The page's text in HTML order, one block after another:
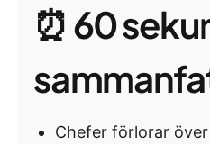
⏰ 60
Chefer förlorar